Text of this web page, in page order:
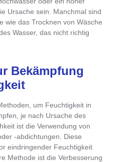
Ursache sein. Manchmal sind
wie das Trocknen von Wäsche
Wasser, das nicht richtig
Bekämpfung
um Feuchtigkeit in
, je nach Ursache des
ist dieVerwendung von
-abdichtungen . Diese
eindringender Feuchtigkeit
Methode ist die Verbesserung